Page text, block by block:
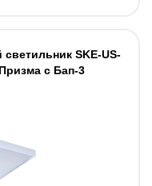
SKE-US-
с Бап-3